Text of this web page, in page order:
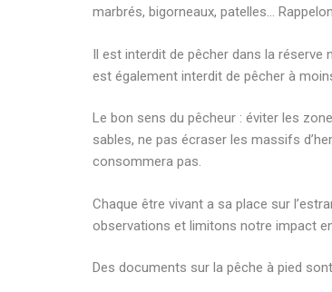
marbrés, bigorneaux, patelles…
Il est interdit de pêcher dans la réserve
est également interdit de pêcher à
Le bon sens du pêcheur : éviter les
sables, ne pas écraser les massifs
consommera pas.
Chaque être vivant a sa place sur
observations et limitons notre impact en
Des documents sur la pêche à pied